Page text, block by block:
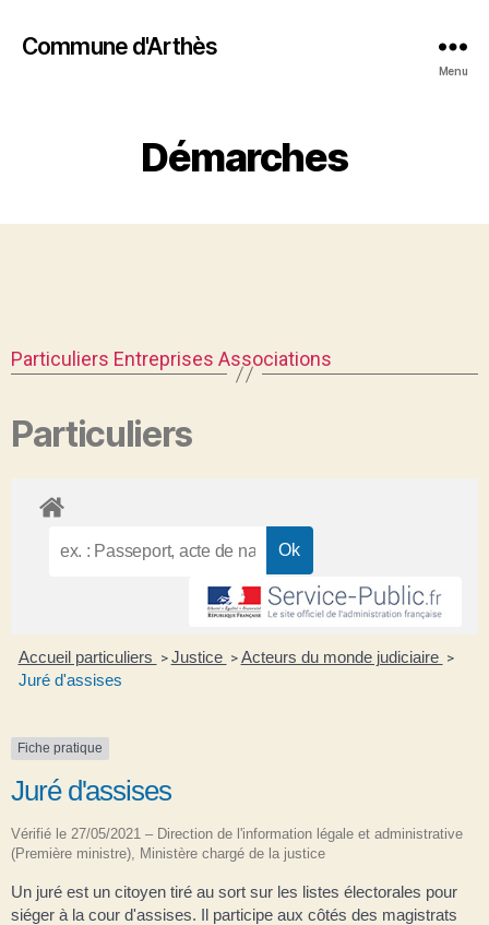
Commune d'Arthès
Menu
Démarches
Particuliers Entreprises Associations
Particuliers
Accueil particuliers > Justice > Acteurs du monde judiciaire >
Juré d'assises
Fiche pratique
Juré d'assises
Vérifié le 27/05/2021 – Direction de l'information légale et administrative
(Première ministre), Ministère chargé de la justice
Un juré est un citoyen tiré au sort sur les listes électorales pour
siéger à la cour d'assises. Il participe aux côtés des magistrats